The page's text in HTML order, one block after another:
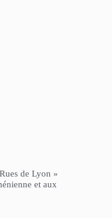
de Lyon »
et aux